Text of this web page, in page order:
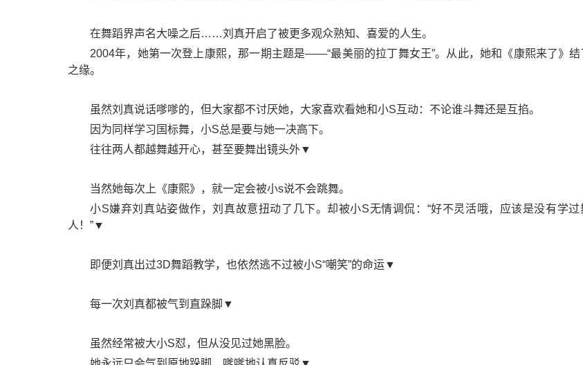
在舞蹈界声名大噪之后……刘真开启了被更多观众熟知、喜爱的人生。
2004年，她第一次登上康熙，那一期主题是——“最美丽的拉丁舞女王”。从此，她和《康熙来了》结
之缘。
虽然刘真说话嗲嗲的，但大家都不讨厌她，大家喜欢看她和小S互动：不论谁斗舞还是互掐。
因为同样学习国标舞，小S总是要与她一决高下。
往往两人都越舞越开心，甚至要舞出镜头外▼
当然她每次上《康熙》，就一定会被小s说不会跳舞。
小S嫌弃刘真站姿做作，刘真故意扭动了几下。却被小S无情调侃：“好不灵活哦，应该是没有学过
人！”▼
即便刘真出过3D舞蹈教学，也依然逃不过被小S“嘲笑”的命运▼
每一次刘真都被气到直跺脚▼
虽然经常被大小S怼，但从没见过她黑脸。